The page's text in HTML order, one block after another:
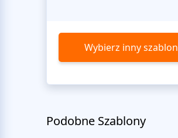
Wybierz inny szablon
Podobne Szablony